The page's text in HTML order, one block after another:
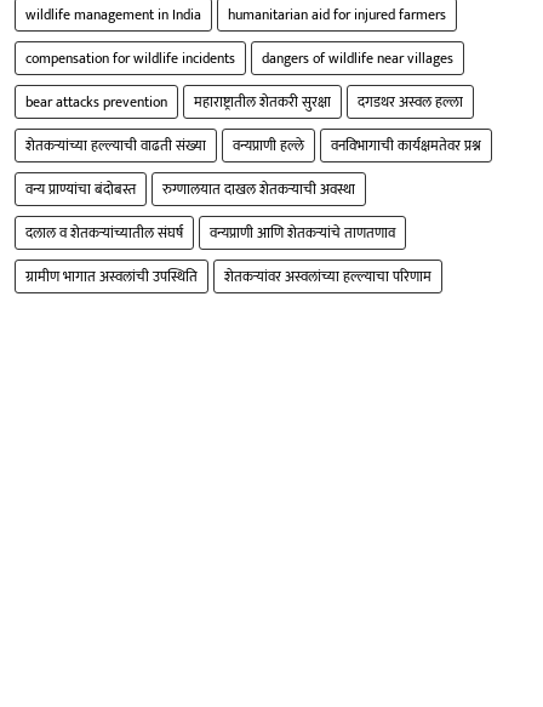
wildlife management in India
humanitarian aid for injured farmers
compensation for wildlife incidents
dangers of wildlife near villages
bear attacks prevention
महाराष्ट्रातील शेतकरी सुरक्षा
दगडथर अस्वल हल्ला
शेतकऱ्यांच्या हल्ल्याची वाढती संख्या
वन्यप्राणी हल्ले
वनविभागाची कार्यक्षमतेवर प्रश्न
वन्य प्राण्यांचा बंदोबस्त
रुग्णालयात दाखल शेतकऱ्याची अवस्था
दलाल व शेतकऱ्यांच्यातील संघर्ष
वन्यप्राणी आणि शेतकऱ्यांचे ताणतणाव
ग्रामीण भागात अस्वलांची उपस्थिति
शेतकऱ्यांवर अस्वलांच्या हल्ल्याचा परिणाम